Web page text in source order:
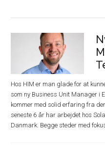
Hos HIM er man glade for at
som ny Business Unit Manager i
kommer med solid erfaring fra
seneste 6 år har arbejdet hos
Danmark. Begge steder med